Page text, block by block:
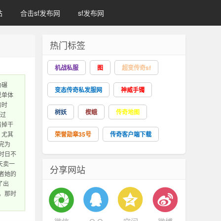
合击sf发布网 sf发布网
碾
单体
时
掉干
尤其
为
日不
卖一
她的
出
那时
热门标签
机战私服 图 超变传奇sf
变态传奇私发服网 神威手镯
树妖 楔蛾 传奇地图
荣誉勋章35号 传奇客户端下载
分享网站